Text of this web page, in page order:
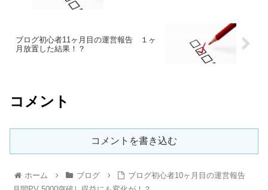
ブログ初心者11ヶ月目の運営報告 １ヶ
月放置した結果！？
コメント
コメントを書き込む
ホーム ブログ
ブログ初心者10ヶ月目の運営報告